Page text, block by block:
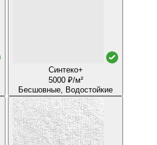
Синтеко+
5000 ₽/м²
Бесшовные, Водостойкие